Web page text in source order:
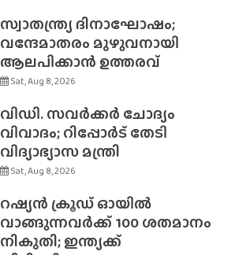
സ്വാതന്ത്ര്യ ദിനാഘോഷം;
വന്ദേമാതരം മുഴുവനായി
ആലപിക്കാൻ ഉത്തരവ്
Sat, Aug 8, 2026
വിഡി. സവർക്കർ ചോദ്യം
വിവാദം; റിപ്പോർട് തേടി
വിദ്യാഭ്യാസ മന്ത്രി
Sat, Aug 8, 2026
റഷ്യൻ ക്രൂഡ് ഓയിൽ
വാങ്ങുന്നവർക്ക് 100 ശതമാനം
നികുതി; ഇന്ത്യക്ക്